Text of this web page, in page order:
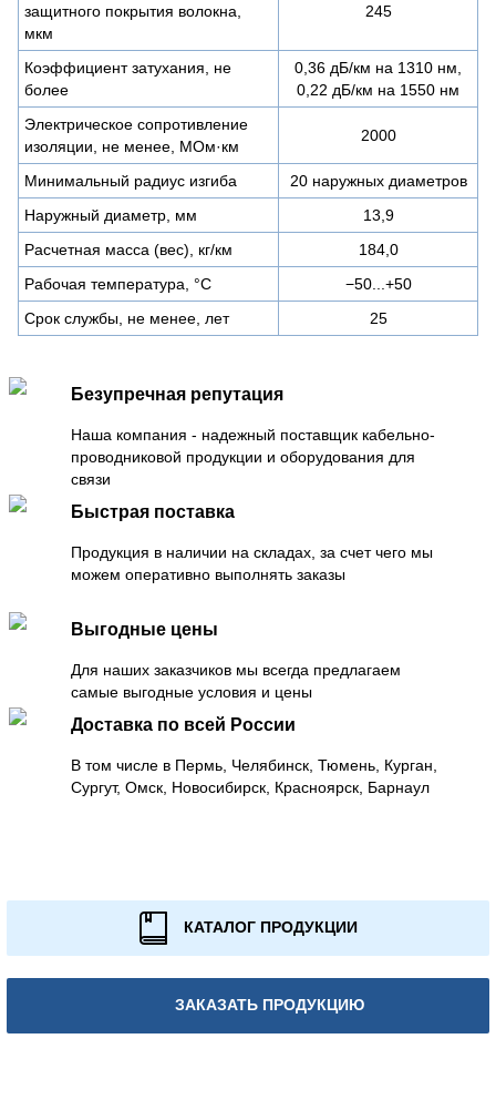
защитного покрытия волокна,
мкм
245
Коэффициент затухания, не
более
0,36 дБ/км на 1310 нм,
0,22 дБ/км на 1550 нм
Электрическое сопротивление
изоляции, не менее, МОм·км
2000
Минимальный радиус изгиба
20 наружных диаметров
Наружный диаметр, мм
13,9
Расчетная масса (вес), кг/км
184,0
Рабочая температура, °C
−50...+50
Срок службы, не менее, лет
25
Безупречная репутация
Наша компания - надежный поставщик кабельно-
проводниковой продукции и оборудования для
связи
Быстрая поставка
Продукция в наличии на складах, за счет чего мы
можем оперативно выполнять заказы
Выгодные цены
Для наших заказчиков мы всегда предлагаем
самые выгодные условия и цены
Доставка по всей России
В том числе в Пермь, Челябинск, Тюмень, Курган,
Сургут, Омск, Новосибирск, Красноярск, Барнаул
КАТАЛОГ ПРОДУКЦИИ
ЗАКАЗАТЬ ПРОДУКЦИЮ